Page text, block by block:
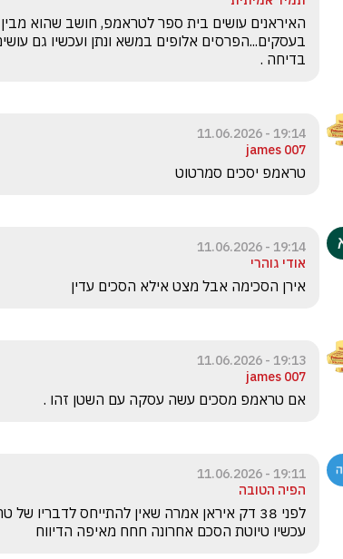
בדיחה .
19:14 - 11.06.2026
james 007
טראמפ יסכים סמרטוט
19:14 - 11.06.2026
אודי גוהרי
אירן הסכימה אבל מצט אילא הסכים עדין
19:13 - 11.06.2026
james 007
אם טראמפ מסכים עשה עסקה עם השטן זהו .
19:11 - 11.06.2026
הפיה הטובה
עכשיו טיוטת הסכם אחרונה חחח מאיפה הדיווח